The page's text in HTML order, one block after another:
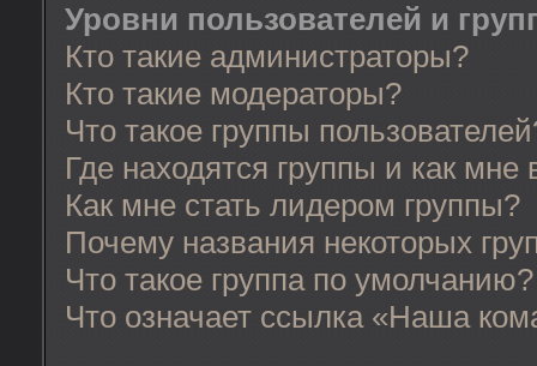
Уровни пользователей и
Кто такие администраторы?
Кто такие модераторы?
Что такое группы
Где находятся группы и как мне
Как мне стать лидером группы?
Почему названия некоторых
Что такое группа по умолчанию?
Что означает ссылка «Наша